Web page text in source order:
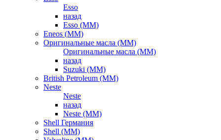
Esso
назад
Esso (ММ)
Eneos (ММ)
Оригинальные масла (ММ)
Оригинальные масла (ММ)
назад
Suzuki (ММ)
British Petroleum (ММ)
Neste
Neste
назад
Neste (ММ)
Shell Германия
Shell (ММ)